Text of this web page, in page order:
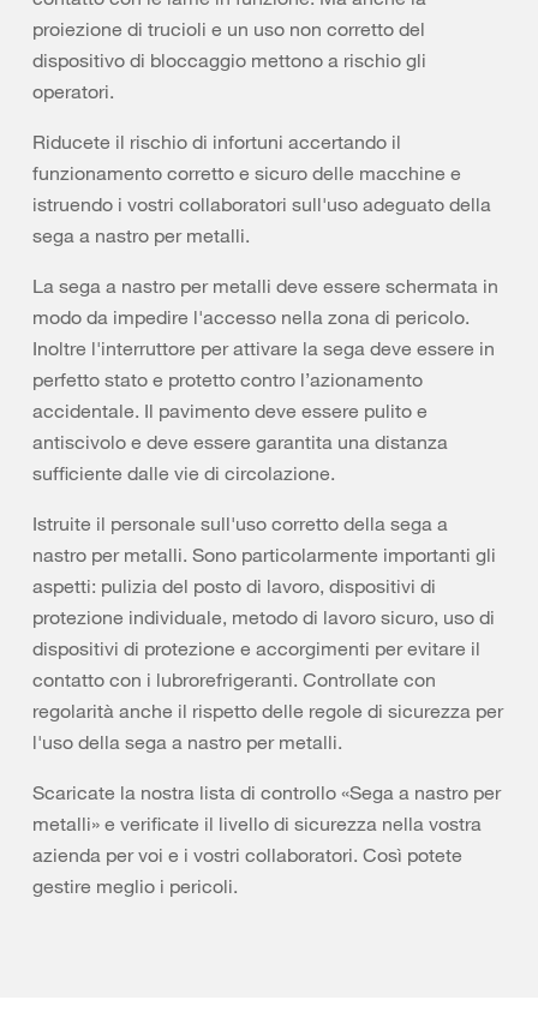
proiezione di trucioli e un uso non corretto del
dispositivo di bloccaggio mettono a rischio gli
operatori.
Riducete il rischio di infortuni accertando il
funzionamento corretto e sicuro delle macchine e
istruendo i vostri collaboratori sull'uso adeguato della
sega a nastro per metalli.
La sega a nastro per metalli deve essere schermata in
modo da impedire l'accesso nella zona di pericolo.
Inoltre l'interruttore per attivare la sega deve essere in
perfetto stato e protetto contro l’azionamento
accidentale. Il pavimento deve essere pulito e
antiscivolo e deve essere garantita una distanza
sufficiente dalle vie di circolazione.
Istruite il personale sull'uso corretto della sega a
nastro per metalli. Sono particolarmente importanti gli
aspetti: pulizia del posto di lavoro, dispositivi di
protezione individuale, metodo di lavoro sicuro, uso di
dispositivi di protezione e accorgimenti per evitare il
contatto con i lubrorefrigeranti. Controllate con
regolarità anche il rispetto delle regole di sicurezza per
l'uso della sega a nastro per metalli.
Scaricate la nostra lista di controllo «Sega a nastro per
metalli» e verificate il livello di sicurezza nella vostra
azienda per voi e i vostri collaboratori. Così potete
gestire meglio i pericoli.